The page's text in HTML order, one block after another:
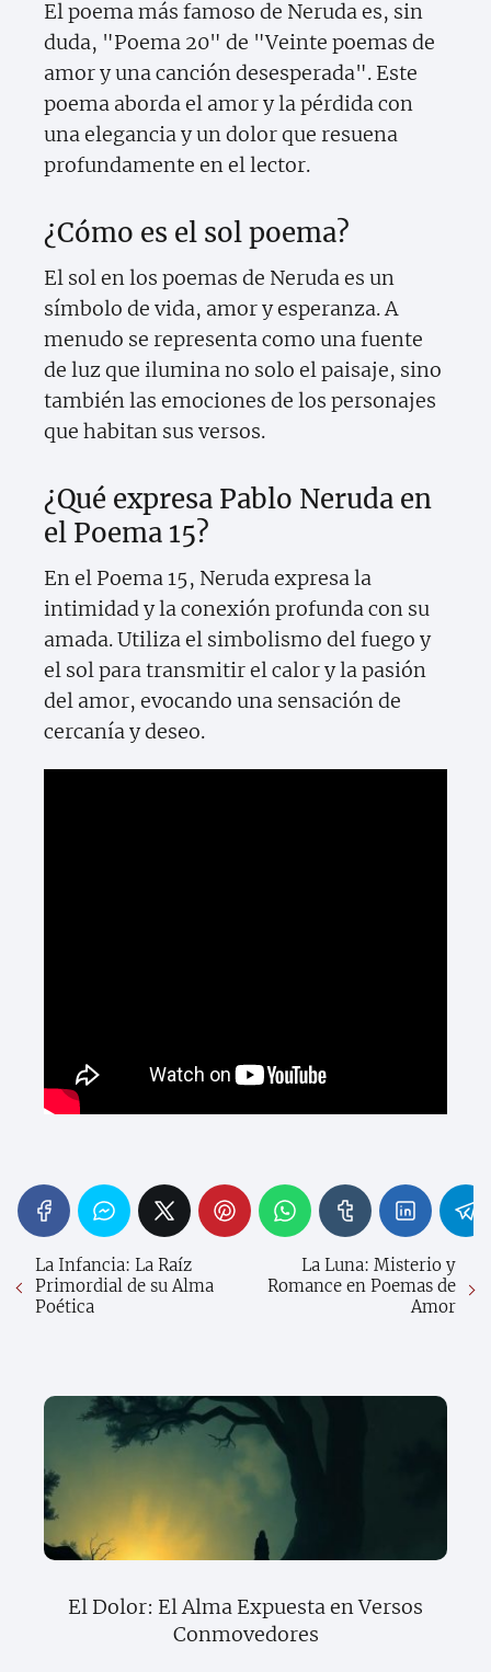
El poema más famoso de Neruda es, sin
duda, "Poema 20" de "Veinte poemas de
amor y una canción desesperada". Este
poema aborda el amor y la pérdida con
una elegancia y un dolor que resuena
profundamente en el lector.
¿Cómo es el sol poema?
El sol en los poemas de Neruda es un
símbolo de vida, amor y esperanza. A
menudo se representa como una fuente
de luz que ilumina no solo el paisaje, sino
también las emociones de los personajes
que habitan sus versos.
¿Qué expresa Pablo Neruda en
el Poema 15?
En el Poema 15, Neruda expresa la
intimidad y la conexión profunda con su
amada. Utiliza el simbolismo del fuego y
el sol para transmitir el calor y la pasión
del amor, evocando una sensación de
cercanía y deseo.
La Infancia: La Raíz
Primordial de su Alma
Poética
La Luna: Misterio y
Romance en Poemas de
Amor
El Dolor: El Alma Expuesta en Versos
Conmovedores